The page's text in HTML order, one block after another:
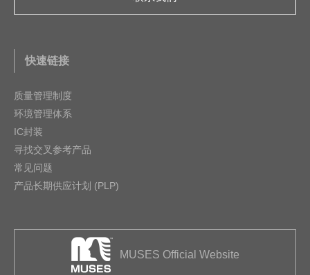
快速链接
质量管理制度
环境管理体系
IC封装
寻找交叉参考产品
常见问题
产品长期供应计划 (PLP)
MUSES Official Website